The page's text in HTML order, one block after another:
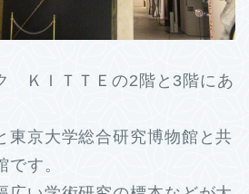
ＫＩＴＴＥの2階と3階にあ
東京大学総合研究博物館と共
す。